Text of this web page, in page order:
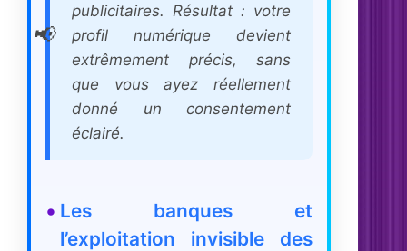
publicitaires. Résultat : votre
profil numérique devient
extrêmement précis, sans
que vous ayez réellement
donné un consentement
éclairé.
Les banques et
l’exploitation invisible des